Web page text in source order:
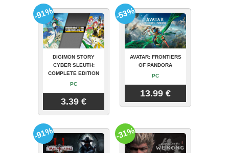
DIGIMON STORY
CYBER SLEUTH:
COMPLETE EDITION
PC
3.39 €
-91%
AVATAR: FRONTIERS
OF PANDORA
PC
13.99 €
-53%
-91% -31%